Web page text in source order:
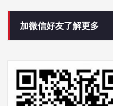
加微信好友了解更多